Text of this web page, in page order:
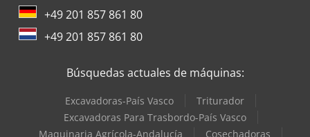
+49 201 857 861 80
+49 201 857 861 80
Búsquedas actuales de máquinas:
Excavadoras-País Vasco
Triturador
Excavadoras Para Trasbordo-País Vasco
Maquinaria Agrícola-Andalucía
Cosechadoras